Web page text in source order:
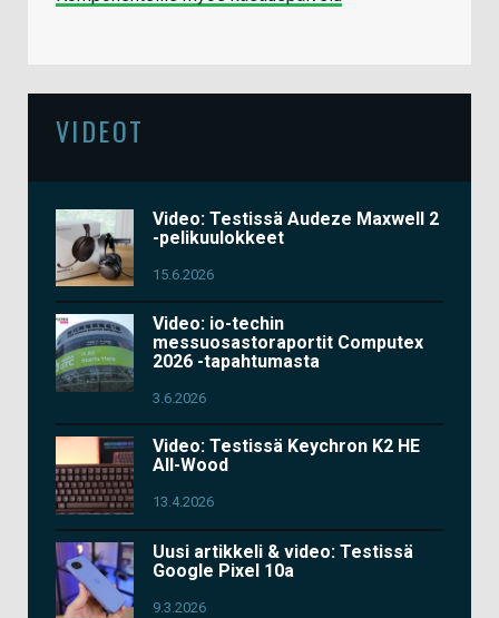
VIDEOT
Video: Testissä Audeze Maxwell 2
-pelikuulokkeet
15.6.2026
Video: io-techin
messuosastoraportit Computex
2026 -tapahtumasta
3.6.2026
Video: Testissä Keychron K2 HE
All-Wood
13.4.2026
Uusi artikkeli & video: Testissä
Google Pixel 10a
9.3.2026